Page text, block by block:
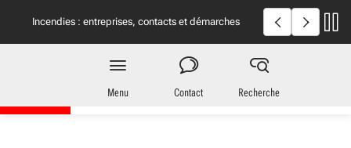
Incendies : entreprises, contacts et démarches
Incendies en
utiles
Région
Nouvelle-Aquitaine
Menu Contact Recherche